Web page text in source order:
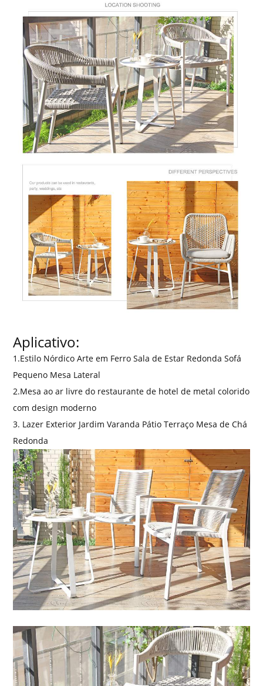
Aplicativo:
1.Estilo Nórdico Arte em Ferro Sala de Estar Redonda Sofá
Pequeno Mesa Lateral
2.Mesa ao ar livre do restaurante de hotel de metal colorido
com design moderno
3. Lazer Exterior Jardim Varanda Pátio Terraço Mesa de Chá
Redonda